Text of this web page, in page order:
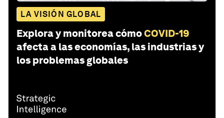
LA VISIÓN GLOBAL
Explora y monitorea cómoCOVID-19
afecta a las economías, las industrias y
los problemas globales